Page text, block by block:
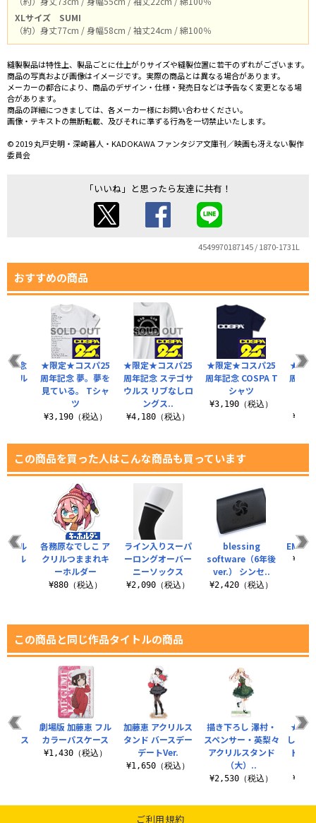
XLサイズ
SUMI
（約）身丈77cm / 身幅58cm / 袖丈24cm / 綿100％
縫製製品は特性上、製品ごとに仕上がりサイズや縫製位置に若干のずれがございます。
商品の写真および画像はイメージです。実際の商品とは異なる場合があります。
メーカーの都合により、商品のデザイン・仕様・発売日などは予告なく変更となる場
合があります。
商品の詳細につきましては、各メーカー様にお問い合わせください。
画像・テキストの無断転載、及びそれに準ずる行為を一切禁止いたします。
© 2019 丸戸史明・深崎暮人・KADOKAWA ファンタジア文庫刊／映画も冴えない製作
委員会
「いいね」と思ったら友達に共有！
4549970187145 / 1870-1731L
おすすめの商品
★限定★コスパ25
周年記念 ステゴサ
ウルス リブなしロ
ングス..
¥4,180（税込）
★限定★コスパ25
周年記念 COSPA T
シャツ
¥3,190（税込）
★限
周年
記念
メル
★限定★コスパ25
周年記念 夢。夢を
見ている。 Tシャ
ツ
¥3,190（税込）
この商品を買った人はこんな商品も買っています
ライン入りスーパ
ーロングオーバー
ニーソックス
¥2,090（税込）
blessing
software（6年後
ver.） シンセ..
¥2,420（税込）
リル
ホル
各務原なでしこ ア
クリルつままれキ
ーホルダー
¥880（税込）
この商品と同じ作品タイトルの商品
加藤恵 アクリルス
タンド バースデー
デートVer.
¥1,650（税込）
描き下ろし 澤村・
スペンサー・英梨々
アクリルスタンド
（大）..
¥2,530（税込）
★限
し 加
トリ
クス
劇場版 加藤恵 フル
カラーパスケース
¥1,430（税込）
ご利用規約